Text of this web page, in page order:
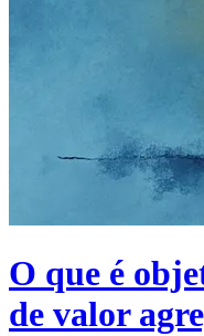
O que é
de valor